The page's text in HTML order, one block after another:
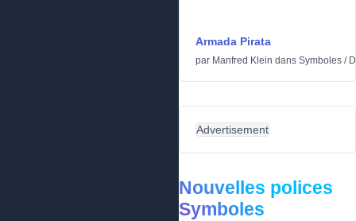
Armada Pirata
par Manfred Klein dans Symboles /
Advertisement
Nouvelles polices
Symboles